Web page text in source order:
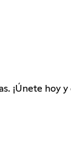
¡Únete hoy